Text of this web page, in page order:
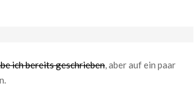
ich bereits geschrieben, aber auf ein paar